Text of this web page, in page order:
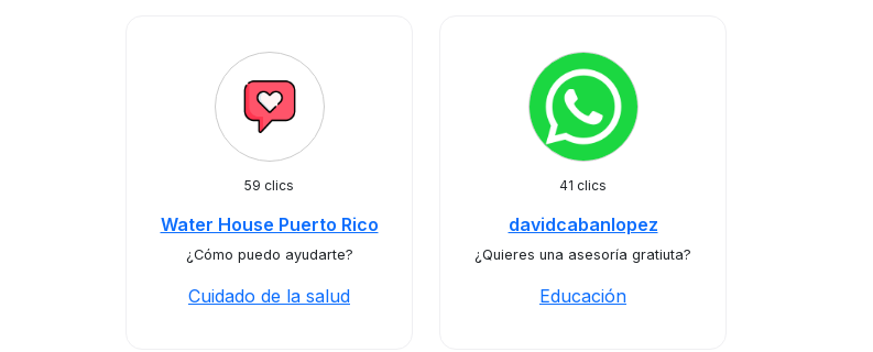
59 clics
Water House Puerto Rico
¿Cómo puedo ayudarte?
Cuidado de la salud
41 clics
davidcabanlopez
¿Quieres una asesoría gratiuta?
Educación